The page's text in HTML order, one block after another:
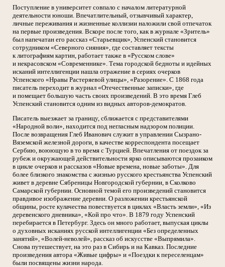
Поступление в университет совпало с началом литературной
деятельности юноши. Впечатлительный, отзывчивый характер,
личные переживания и жизненные коллизии наложили свой отпечаток
на первые произведения. Вскоре после того, как в журнале «Зритель»
был напечатан его рассказ «Старьевщик», Успенский становится
сотрудником «Северного сияния», где составляет тексты
к литографиям картин, работает также в «Русском слове»
и некрасовском «Современнике». Тема городской бедноты и идейных
исканий интеллигенции нашла отражение в сериях очерков
Успенского «Нравы Растеряевой улицы», «Разорение». С 1868 года
писатель переходит в журнал «Отечественные записки», где
и помещает большую часть своих произведений. В это время Глеб
Успенский становится одним из видных авторов-демократов.
Писатель выезжает за границу, сближается с представителями
«Народной воли», находится под негласным надзором полиции.
После возвращения Глеб Иванович служит в управлении Сызрано-
Вяземской железной дороги, в качестве корреспондента посещает
Сербию, воюющую в то время с Турцией. Впечатления от поездок за
рубеж и окружающей действительности ярко описываются прозаиком
в цикле очерков и рассказов «Новые времена, новые заботы». Для
более близкого знакомства с жизнью русского крестьянства Успенский
живет в деревне Сябреницы Новгородской губернии, в Сколково
Самарской губернии. Основной темой его произведений становится
правдивое изображение деревни. О разложении крестьянской
общины, росте кулачества повествуется в циклах «Власть земли», «Из
деревенского дневника», «Кой про что». В 1879 году Успенский
перебирается в Петербург. Здесь он много работает, выпуская циклы
о духовных исканиях русской интеллигенции «Без определенных
занятий», «Волей-неволей», рассказ об искусстве «Выпрямила».
Снова путешествует, на это раз в Сибирь и на Кавказ. Последние
произведения автора «Живые цифры» и «Поездки к переселенцам»
были посвящены жизни народа.